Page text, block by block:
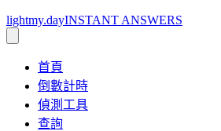
lightmy.dayINSTANT ANSWERS
首頁
倒數計時
偵測工具
查詢